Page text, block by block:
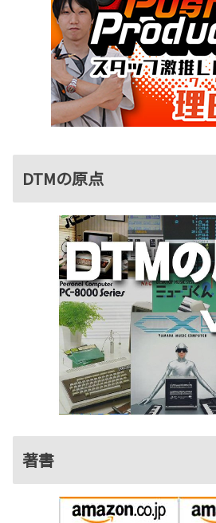
DTMの原点
著書